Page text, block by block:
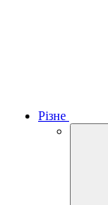
Різне